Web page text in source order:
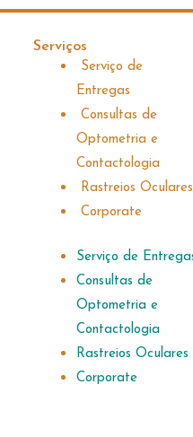
Serviços
Serviço de
Entregas
Consultas de
Optometria e
Contactologia​
Rastreios Oculares
Corporate
Serviço de
Consultas de
Optometria e
Contactologia​
Rastreios Oculares
Corporate